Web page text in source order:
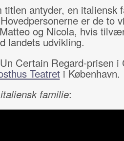
titlen antyder, en italiensk
er de to
og Nicola, hvis
landets udvikling.
Certain Regard-prisen i
Teatreti København.
familie: